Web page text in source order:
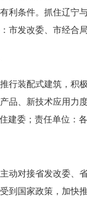
利条件。抓住辽宁
市发改委、市经合
装配式建筑，积极
品、新技术应用力
建委；责任单位：
对接省发改委、省
到国家政策，加快